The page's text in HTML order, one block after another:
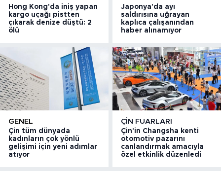
Hong Kong'da iniş yapan
kargo uçağı pistten
çıkarak denize düştü: 2
ölü
Japonya'da ayı
saldırısına uğrayan
kaplıca çalışanından
haber alınamıyor
GENEL
Çin tüm dünyada
kadınların çok yönlü
gelişimi için yeni adımlar
atıyor
ÇIN FUARLARI
Çin'in Changsha kenti
otomotiv pazarını
canlandırmak amacıyla
özel etkinlik düzenledi